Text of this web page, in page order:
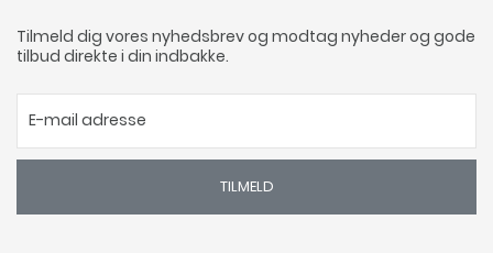
Tilmeld dig vores nyhedsbrev og modtag nyheder og gode
tilbud direkte i din indbakke.
TILMELD